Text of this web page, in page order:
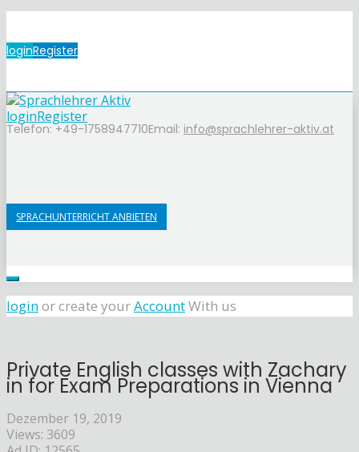
loginRegister
Telefon: +49-1758947710Email: info@sprachlehrer-aktiv.at
loginRegister
SPRACHUNTERRICHT ANBIETEN
loginor create yourAccountWith us
Private English classes with Zachary
in for Exam Preparations in Vienna
Dezember 19, 2019
Views: 3609